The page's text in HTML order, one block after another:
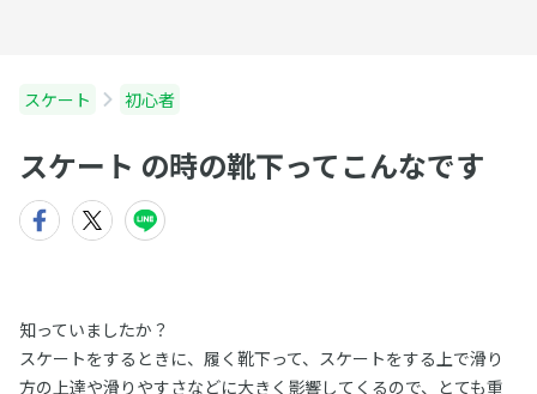
スケート 初心者
スケート の時の靴下ってこんなです
知っていましたか？
スケートをするときに、履く靴下って、スケートをする上で滑り
方の上達や滑りやすさなどに大きく影響してくるので、とても重